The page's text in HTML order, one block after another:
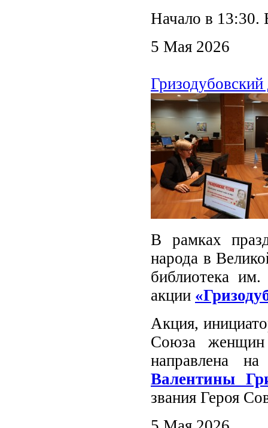
Начало в 13:30.
5 Мая 2026
Гризодубовский
В рамках
народа в
библиотека
акции
Акция,
Союза женщин
направлена
Валентины
звания Героя